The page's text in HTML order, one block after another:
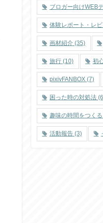
体験レポート・レ
画材紹介(35)
旅行(10) 初
pixivFANBOX(7)
困った時の対処法
趣味の時間をつくる
ブロガー向けWEB
活動報告(3)